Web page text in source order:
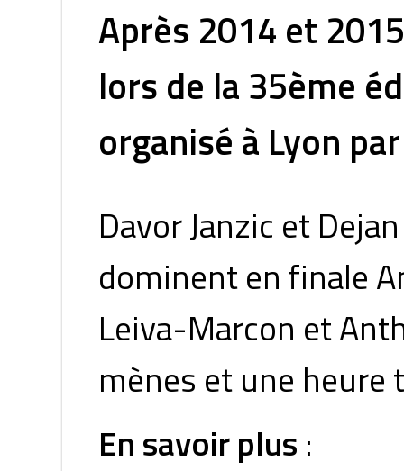
Après 2014 et
lors de la 35ème
organisé à Lyon
Davor Janzic et
dominent en finale
Leiva-Marcon et
mènes et une heure
En savoir plus :